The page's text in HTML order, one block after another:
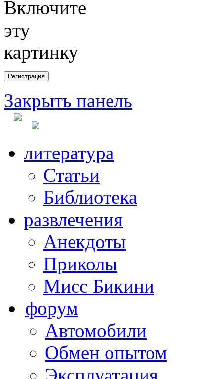
Закрыть панель
литература
Статьи
Библиотека
развлечения
Анекдоты
Приколы
Мисс Бикини
форум
Автомобили
Обмен опытом
Эксплуатация